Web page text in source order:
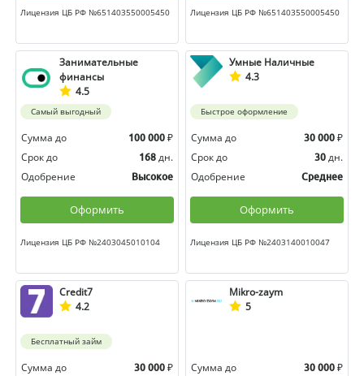
Лицензия ЦБ РФ №651403550005450 Лицензия ЦБ РФ №651403550005450
Занимательные
финансы
4.5
Самый выгодный
Сумма до 100 000 ₽
Срок до
168 дн.
Одобрение
Высокое
Оформить
Лицензия ЦБ РФ №2403045010104
Умные Наличные
4.3
Быстрое оформление
Сумма до 30 000 ₽
Срок до
30 дн.
Одобрение
Среднее
Оформить
Лицензия ЦБ РФ №2403140010047
Credit7
4.2
Бесплатный займ
Сумма до 30 000 ₽
Mikro-zaym
5
Сумма до 30 000 ₽